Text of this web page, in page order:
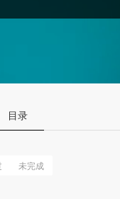
目录
未完成